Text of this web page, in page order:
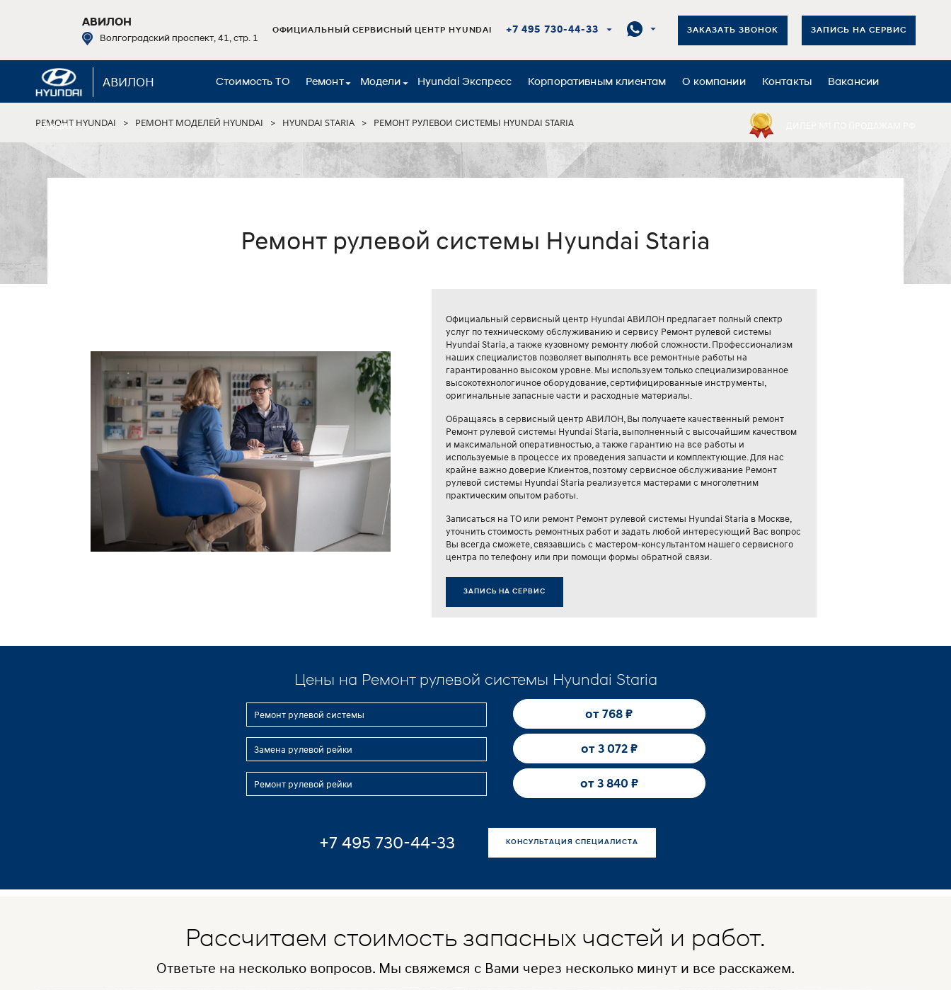
АВИЛОН
Волгоградский проспект, 41, стр. 1
ОФИЦИАЛЬНЫЙ СЕРВИСНЫЙ ЦЕНТР HYUNDAI +7 495 730-44-33 ЗАКАЗАТЬ ЗВОНОК ЗАПИСЬ НА СЕРВИС
АВИЛОН Стоимость ТО Ремонт Модели Hyundai Экспресс Корпоративным клиентам О компании Контакты Вакансии
Акции
РЕМОНТ HYUNDAI > РЕМОНТ МОДЕЛЕЙ HYUNDAI > HYUNDAI STARIA > РЕМОНТ РУЛЕВОЙ СИСТЕМЫ HYUNDAI STARIA
Ремонт рулевой системы Hyundai Staria
Официальный сервисный центр Hyundai АВИЛОН предлагает полный спектр
услуг по техническому обслуживанию и сервису Ремонт рулевой системы
Hyundai Staria, а также кузовному ремонту любой сложности. Профессионализм
наших специалистов позволяет выполнять все ремонтные работы на
гарантированно высоком уровне. Мы используем только специализированное
высокотехнологичное оборудование, сертифицированные инструменты,
оригинальные запасные части и расходные материалы.
Обращаясь в сервисный центр АВИЛОН, Вы получаете качественный ремонт
Ремонт рулевой системы Hyundai Staria, выполненный с высочайшим качеством
и максимальной оперативностью, а также гарантию на все работы и
используемые в процессе их проведения запчасти и комплектующие. Для нас
крайне важно доверие Клиентов, поэтому сервисное обслуживание Ремонт
рулевой системы Hyundai Staria реализуется мастерами с многолетним
практическим опытом работы.
Записаться на ТО или ремонт Ремонт рулевой системы Hyundai Staria в Москве,
уточнить стоимость ремонтных работ и задать любой интересующий Вас вопрос
Вы всегда сможете, связавшись с мастером-консультантом нашего сервисного
центра по телефону или при помощи формы обратной связи.
ЗАПИСЬ НА СЕРВИС
Цены на Ремонт рулевой системы Hyundai Staria
Ремонт рулевой системы от 768 ₽
Замена рулевой рейки от 3 072 ₽
Ремонт рулевой рейки от 3 840 ₽
+7 495 730-44-33 КОНСУЛЬТАЦИЯ СПЕЦИАЛИСТА
Рассчитаем стоимость запасных частей и работ.
Ответьте на несколько вопросов. Мы свяжемся с Вами через несколько минут и все расскажем.